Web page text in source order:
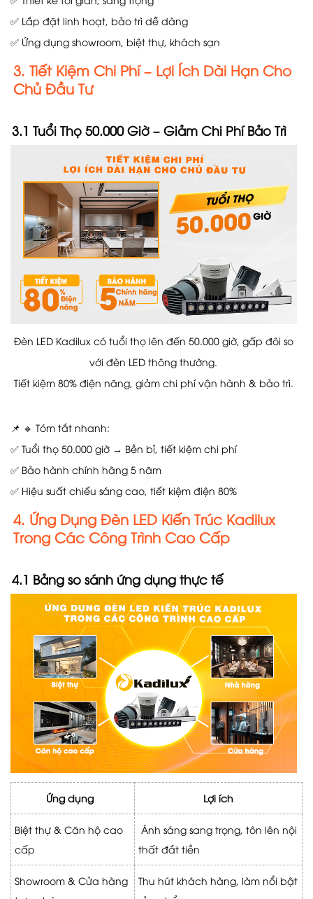
✅ Lắp đặt linh hoạt, bảo trì dễ dàng
✅ Ứng dụng showroom, biệt thự, khách sạn
3. Tiết Kiệm Chi Phí – Lợi Ích Dài Hạn Cho
Chủ Đầu Tư
3.1 Tuổi Thọ 50.000 Giờ – Giảm Chi Phí Bảo Trì
Đèn LED Kadilux có tuổi thọ lên đến 50.000 giờ, gấp đôi so
với đèn LED thông thường.
Tiết kiệm 80% điện năng, giảm chi phí vận hành & bảo trì.
📌 🔹 Tóm tắt nhanh:
✅ Tuổi thọ 50.000 giờ → Bền bỉ, tiết kiệm chi phí
✅ Bảo hành chính hãng 5 năm
✅ Hiệu suất chiếu sáng cao, tiết kiệm điện 80%
4. Ứng Dụng Đèn LED Kiến Trúc Kadilux
Trong Các Công Trình Cao Cấp
4.1 Bảng so sánh ứng dụng thực tế
Ứng dụng Lợi ích
Biệt thự & Căn hộ cao
cấp
Ánh sáng sang trọng, tôn lên nội
thất đắt tiền
Showroom & Cửa hàng
Thu hút khách hàng, làm nổi bật